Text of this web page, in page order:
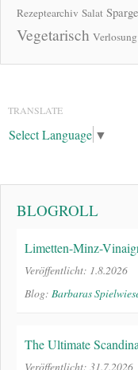
Rezeptearchiv Salat
Vegetarisch Verlosung
TRANSLATE
Select Language ▼
BLOGROLL
Limetten-Minz-
Veröffentlicht: 1.8.2026
Blog: Barbaras
The Ultimate
Veröffentlicht: 31.7.2026